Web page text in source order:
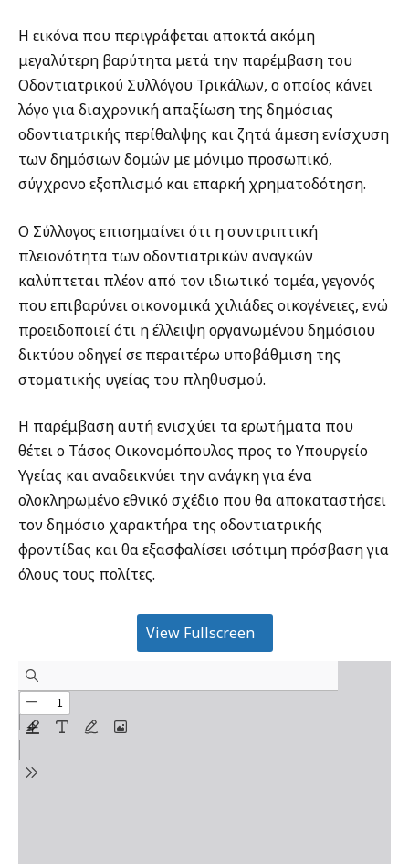
Η εικόνα που περιγράφεται αποκτά ακόμη
μεγαλύτερη βαρύτητα μετά την παρέμβαση του
Οδοντιατρικού Συλλόγου Τρικάλων, ο οποίος κάνει
λόγο για διαχρονική απαξίωση της δημόσιας
οδοντιατρικής περίθαλψης και ζητά άμεση ενίσχυση
των δημόσιων δομών με μόνιμο προσωπικό,
σύγχρονο εξοπλισμό και επαρκή χρηματοδότηση.
Ο Σύλλογος επισημαίνει ότι η συντριπτική
πλειονότητα των οδοντιατρικών αναγκών
καλύπτεται πλέον από τον ιδιωτικό τομέα, γεγονός
που επιβαρύνει οικονομικά χιλιάδες οικογένειες, ενώ
προειδοποιεί ότι η έλλειψη οργανωμένου δημόσιου
δικτύου οδηγεί σε περαιτέρω υποβάθμιση της
στοματικής υγείας του πληθυσμού.
Η παρέμβαση αυτή ενισχύει τα ερωτήματα που
θέτει ο Τάσος Οικονομόπουλος προς το Υπουργείο
Υγείας και αναδεικνύει την ανάγκη για ένα
ολοκληρωμένο εθνικό σχέδιο που θα αποκαταστήσει
τον δημόσιο χαρακτήρα της οδοντιατρικής
φροντίδας και θα εξασφαλίσει ισότιμη πρόσβαση για
όλους τους πολίτες.
View Fullscreen